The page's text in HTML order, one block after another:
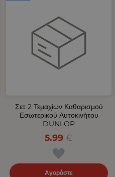
Σετ 2 Τεμαχίων Καθαρισμού
Εσωτερικού Αυτοκινήτου
DUNLOP
5.99 €
Αγοράστε